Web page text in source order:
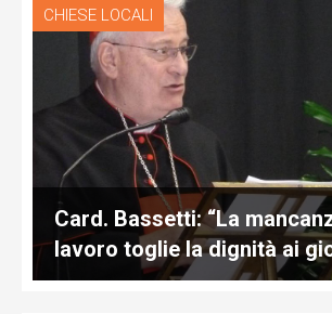
CHIESE LOCALI
Card. Bassetti: “La
lavoro toglie la dignità ai